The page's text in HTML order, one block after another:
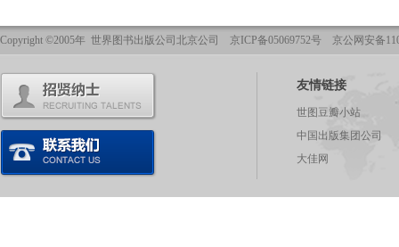
Copyright ©2005年 世界图书出版公司北京公司 京ICP备05069752号 京公网安备
友情链接
世图豆瓣小站
中国出版集团公司
大佳网